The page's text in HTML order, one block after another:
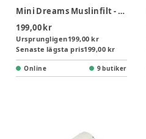
Mini Dreams Muslinfilt - Vintage Balloon 2-pack
199,00 kr
Ursprungligen199,00 kr
Senaste lägsta pris199,00 kr
Online 9 butiker